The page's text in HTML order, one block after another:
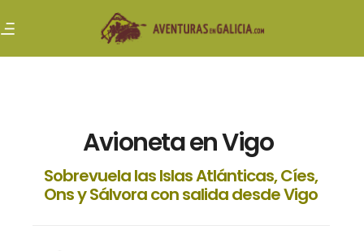
Avioneta en Vigo
Sobrevuela las Islas Atlánticas, Cíes,
Ons y Sálvora con salida desde Vigo